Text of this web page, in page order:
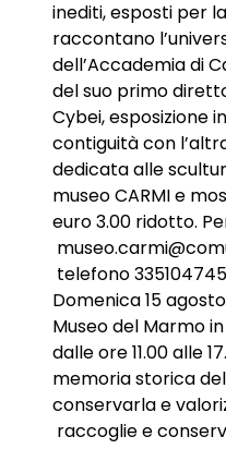
inediti, esposti per
raccontano
dell’Accademia di
del suo primo
Cybei, esposizione
contiguità con
dedicata alle
museo CARMI e
euro 3.00 ridotto.
telefono
Domenica 15
Museo del Marmo
dalle ore 11.00 alle
memoria storica
conservarla e
raccoglie e